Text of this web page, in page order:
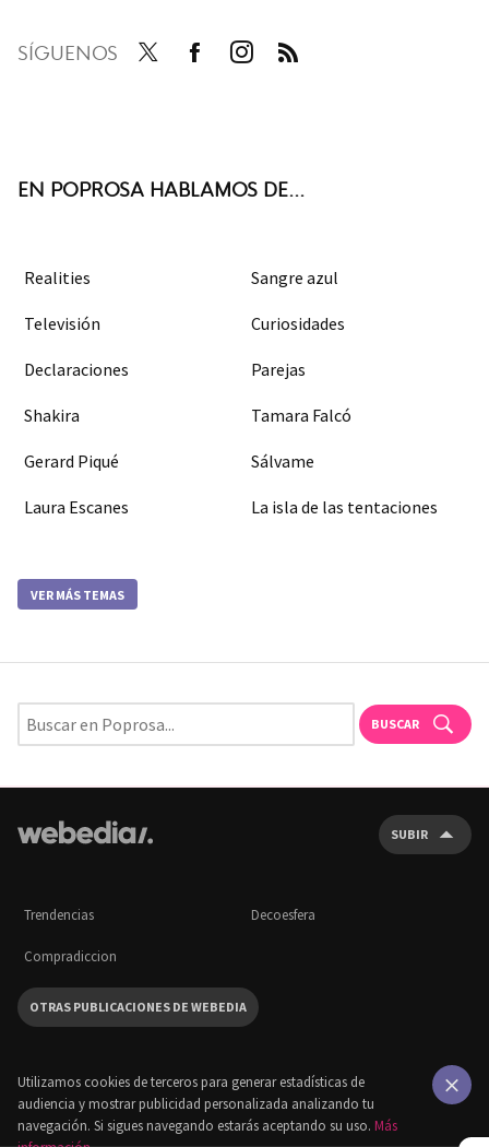
SÍGUENOS
EN POPROSA HABLAMOS DE...
Realities Sangre azul
Televisión Curiosidades
Declaraciones Parejas
Shakira Tamara Falcó
Gerard Piqué Sálvame
Laura Escanes La isla de las tentaciones
VER MÁS TEMAS
BUSCAR
SUBIR
Trendencias Decoesfera
Compradiccion
OTRAS PUBLICACIONES DE WEBEDIA
Utilizamos cookies de terceros para generar estadísticas de
audiencia y mostrar publicidad personalizada analizando tu
navegación. Si sigues navegando estarás aceptando su uso. Más